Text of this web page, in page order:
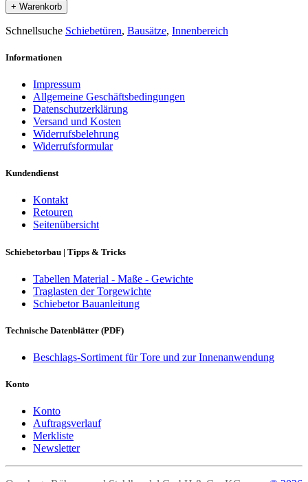
+ Warenkorb
Schnellsuche Schiebetüren, Bausätze, Innenbereich
Informationen
Impressum
Allgemeine Geschäftsbedingungen
Datenschutzerklärung
Versand und Kosten
Widerrufsbelehrung
Widerrufsformular
Kundendienst
Kontakt
Retouren
Seitenübersicht
Schiebetorbau | Tipps & Tricks
Tabellen Material - Maße - Gewichte
Traglasten der Torgewichte
Schiebetor Bauanleitung
Technische Datenblätter (PDF)
Beschlags-Sortiment für Tore und zur Innenanwendung
Konto
Konto
Auftragsverlauf
Merkliste
Newsletter